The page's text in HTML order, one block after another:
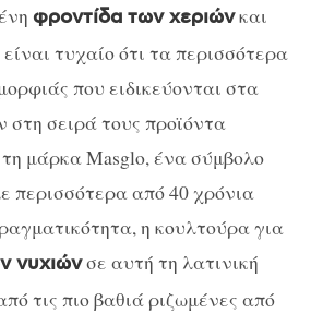
φροντίδα των χεριώνκαι
τυχαίο ότι τα περισσότερα
που ειδικεύονται στα
στη σειρά τους προϊόντα
μάρκα Masglo, ένα σύμβολο
περισσότερα από 40 χρόνια
η κουλτούρα για
νυχιώνσε αυτή τη λατινική
τις πιο βαθιά ριζωμένες από